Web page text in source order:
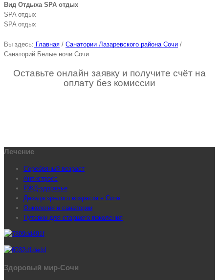
Вид Отдыха SPA отдых
SPA отдых
SPA отдых
Вы здесь: Главная / Санатории Лазаревского района Сочи /
Санаторий Белые ночи Сочи
Оставьте онлайн заявку и получите счёт на
оплату без комиссии
Лечение
Серебряный возраст
Антистресс
РЖД-здоровье
Декада зрелого возраста в Сочи
Онкология и санатории
Путевки для старшего поколения
Здоровый мир-Сочи